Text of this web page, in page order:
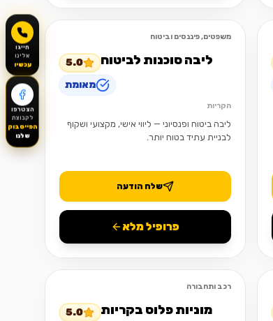
משפטים, פיננסים וביטוח
ליבה סוכנות לביטוח
5.0
מאומת
הקריות
ליבה ביטוח ופנסיוני — ליווי אישי, מקצועי ושקוף
לבניית עתיד בטוח יותר.
שלח הודעה
פרופיל מלא
רכב ותחבורה
מוניות פלוס בקריות
5.0
חייגו
אלינו
עכשיו
הצטרפו
לקבוצת
הפייסבוק
שלנו